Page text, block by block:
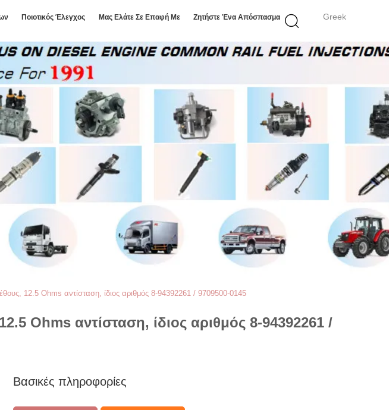
Greek
Ποιοτικός Έλεγχος Μας Ελάτε Σε Επαφή Με Ζητήστε Ένα Απόσπασμα
12.5 Ohms αντίσταση, ίδιος αριθμός 8-94392261 / 9709500-0145
Ohms αντίσταση, ίδιος αριθμός 8-94392261 /
Βασικές πληροφορίες